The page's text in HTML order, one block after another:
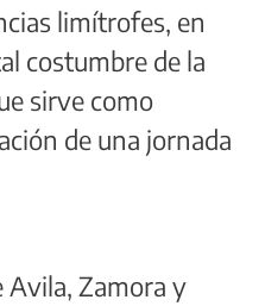
limítrofes, en
costumbre de la
sirve como
de una jornada
Avila, Zamora y